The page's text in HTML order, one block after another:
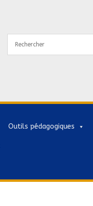
Outils pédagogiques